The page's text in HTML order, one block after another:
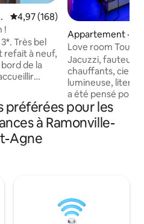
Note moyenne de 4,97 sur 5,
4,97 (168)
!
bel
à neuf,
de la
à 5 min
aux
Onera,
jeune
Appartement ·
Love room
privatif)
Jacuzzi, fauteuils
chauffants, ciel
lumineuse, literie
a été pensé pour
expérience
détente garanti ! Des options
supplémentaires
Plantes, 6 min du
et 10 min du
préférées pour les
à Ramonville-
Agne